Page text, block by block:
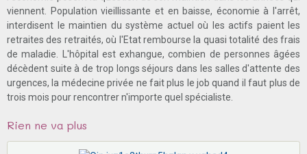
viennent. Population vieillissante et en baisse, économie à l'arrêt,
interdisent le maintien du système actuel où les actifs paient les
retraites des retraités, où l'Etat rembourse la quasi totalité des frais
de maladie. L'hôpital est exhangue, combien de personnes âgées
décèdent suite à de trop longs séjours dans les salles d'attente des
urgences, la médecine privée ne fait plus le job quand il faut plus de
trois mois pour rencontrer n'importe quel spécialiste.
Rien ne va plus